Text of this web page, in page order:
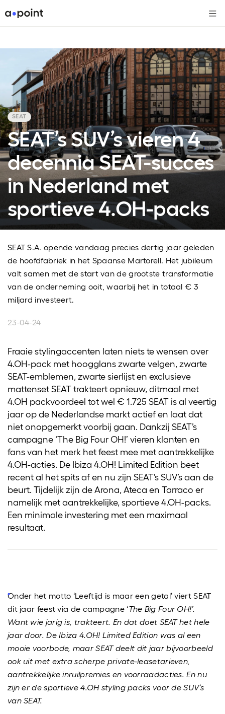
SEAT’s SUV’s vieren 4
decennia SEAT-succes
in Nederland met
sportieve 4.OH-packs
SEAT S.A. opende vandaag precies dertig jaar geleden
de hoofdfabriek in het Spaanse Martorell. Het jubileum
valt samen met de start van de grootste transformatie
van de onderneming ooit, waarbij het in totaal € 3
miljard investeert.
SEAT
23-04-24
Fraaie stylingaccenten laten niets te wensen over
4.OH-pack met hoogglans zwarte velgen, zwarte
SEAT-emblemen, zwarte sierlijst en exclusieve
mattenset SEAT trakteert opnieuw, ditmaal met
4.OH packvoordeel tot wel € 1.725 SEAT is al veertig
jaar op de Nederlandse markt actief en laat dat
niet onopgemerkt voorbij gaan. Dankzij SEAT’s
campagne ‘The Big Four OH!’ vieren klanten en
fans van het merk het feest mee met aantrekkelijke
4.OH-acties. De Ibiza 4.OH! Limited Edition beet
recent al het spits af en nu zijn SEAT’s SUV’s aan de
beurt. Tijdelijk zijn de Arona, Ateca en Tarraco er
namelijk met aantrekkelijke, sportieve 4.OH-packs.
Een minimale investering met een maximaal
resultaat.
Onder het motto ‘Leeftijd is maar een getal’ viert SEAT
dit jaar feest via de campagne ‘The Big Four OH!’.
Want wie jarig is, trakteert. En dat doet SEAT het hele
jaar door. De Ibiza 4.OH! Limited Edition was al een
mooie voorbode, maar SEAT deelt dit jaar bijvoorbeeld
ook uit met extra scherpe private-leasetarieven,
aantrekkelijke inruilpremies en voorraadacties. En nu
zijn er de sportieve 4.OH styling packs voor de SUV’s
van SEAT.